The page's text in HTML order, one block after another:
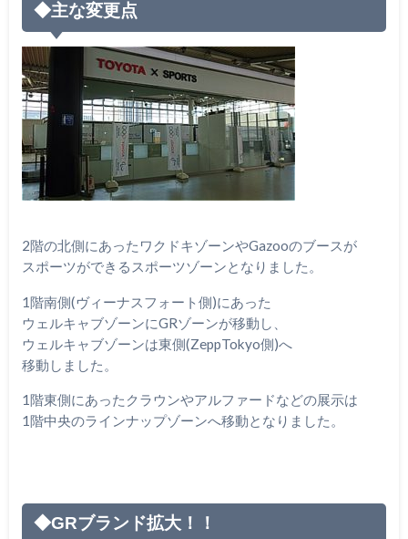
◆主な変更点
2階の北側にあったワクドキゾーンやGazooのブースが
スポーツができるスポーツゾーンとなりました。
1階南側(ヴィーナスフォート側)にあった
ウェルキャブゾーンにGRゾーンが移動し、
ウェルキャブゾーンは東側(ZeppTokyo側)へ
移動しました。
1階東側にあったクラウンやアルファードなどの展示は
1階中央のラインナップゾーンへ移動となりました。
◆GRブランド拡大！！